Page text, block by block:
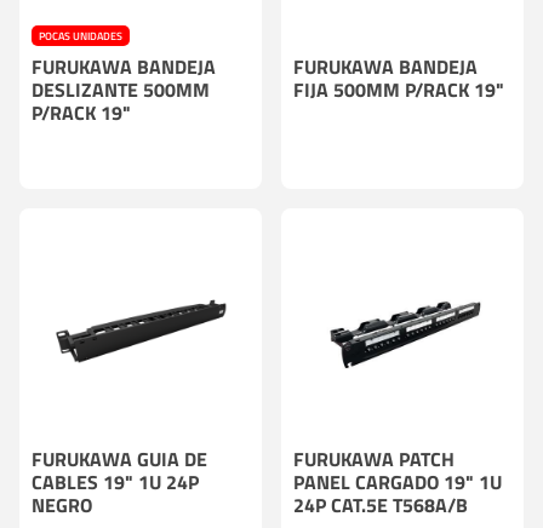
POCAS UNIDADES
FURUKAWA BANDEJA
DESLIZANTE 500MM
P/RACK 19"
FURUKAWA BANDEJA
FIJA 500MM P/RACK 19"
FURUKAWA GUIA DE
CABLES 19" 1U 24P
NEGRO
FURUKAWA PATCH
PANEL CARGADO 19" 1U
24P CAT.5E T568A/B